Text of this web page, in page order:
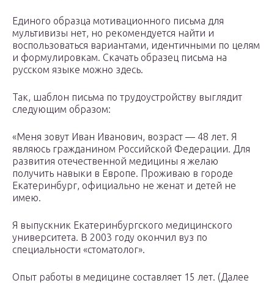
Единого образца мотивационного письма для
мультивизы нет, но рекомендуется найти и
воспользоваться вариантами, идентичными по целям
и формулировкам. Скачать образец письма на
русском языке можно здесь.
Так, шаблон письма по трудоустройству выглядит
следующим образом:
«Меня зовут Иван Иванович, возраст — 48 лет. Я
являюсь гражданином Российской Федерации. Для
развития отечественной медицины я желаю
получить навыки в Европе. Проживаю в городе
Екатеринбург, официально не женат и детей не
имею.
Я выпускник Екатеринбургского медицинского
университета. В 2003 году окончил вуз по
специальности «стоматолог».
Опыт работы в медицине составляет 15 лет. (Далее